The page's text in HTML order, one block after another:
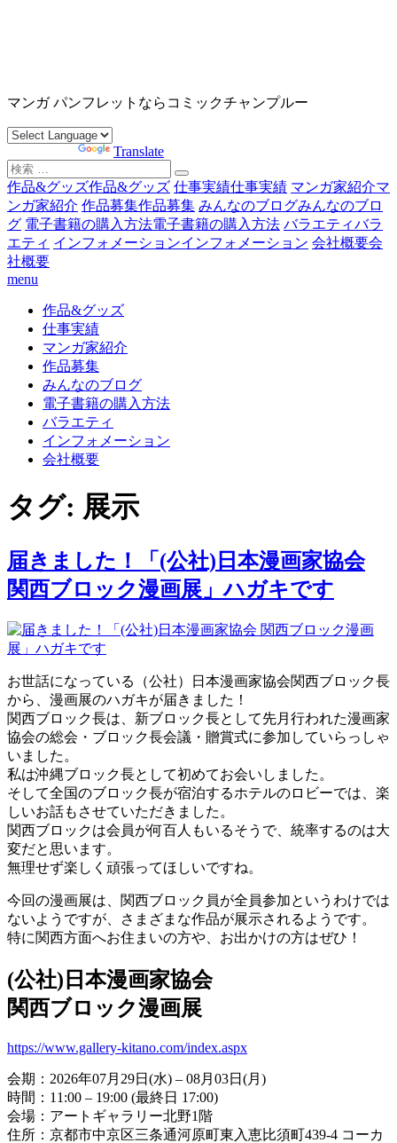
ツ
ス
ッ
プ
マンガ パンフレットならコミックチャンプルー
Translate
検
索
対
象:
作品&グッズ作品&グッズ 仕事実績仕事実績 マンガ家紹介マ
ンガ家紹介 作品募集作品募集 みんなのブログみんなのブロ
グ 電子書籍の購入方法電子書籍の購入方法 バラエティバラ
エティ インフォメーションインフォメーション 会社概要会
社概要
menu
作品&グッズ
仕事実績
マンガ家紹介
作品募集
みんなのブログ
電子書籍の購入方法
バラエティ
インフォメーション
会社概要
タグ: 展示
届きました！「(公社)日本漫画家協会
関西ブロック漫画展」ハガキです
お世話になっている（公社）日本漫画家協会関西ブロック長
から、漫画展のハガキが届きました！
関西ブロック長は、新ブロック長として先月行われた漫画家
協会の総会・ブロック長会議・贈賞式に参加していらっしゃ
いました。
私は沖縄ブロック長として初めてお会いしました。
そして全国のブロック長が宿泊するホテルのロビーでは、楽
しいお話もさせていただきました。
関西ブロックは会員が何百人もいるそうで、統率するのは大
変だと思います。
無理せず楽しく頑張ってほしいですね。
今回の漫画展は、関西ブロック員が全員参加というわけでは
ないようですが、さまざまな作品が展示されるようです。
特に関西方面へお住まいの方や、お出かけの方はぜひ！
(公社)日本漫画家協会
関西ブロック漫画展
https://www.gallery-kitano.com/index.aspx
会期：2026年07月29日(水) – 08月03日(月)
時間：11:00 – 19:00 (最終日 17:00)
会場：アートギャラリー北野1階
住所：京都市中京区三条通河原町東入恵比須町439-4 コーカ